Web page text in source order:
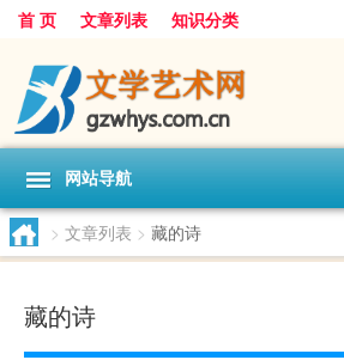
首 页 文章列表 知识分类
网站导航
> 文章列表 > 藏的诗
藏的诗